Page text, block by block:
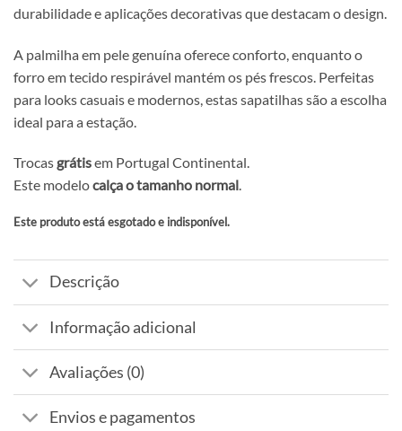
durabilidade e aplicações decorativas que destacam o design.
A palmilha em pele genuína oferece conforto, enquanto o
forro em tecido respirável mantém os pés frescos. Perfeitas
para looks casuais e modernos, estas sapatilhas são a escolha
ideal para a estação.
Trocas grátisem Portugal Continental.
Este modelocalça o tamanho normal.
Este produto está esgotado e indisponível.
Alternative:
Descrição
Informação adicional
Avaliações (0)
Envios e pagamentos